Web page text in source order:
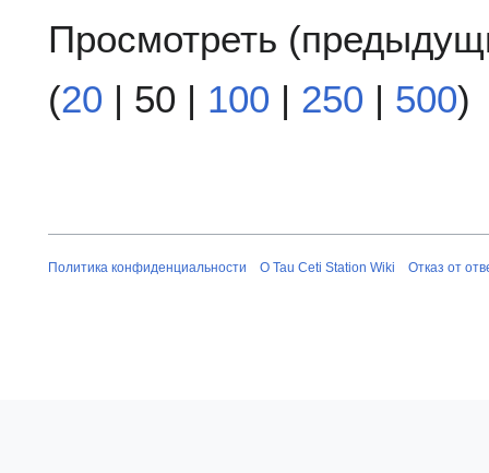
Просмотреть (
(20 | 50 | 100 | 250 | 500)
Политика конфиденциальности О Tau Ceti Station Wiki Отказ от